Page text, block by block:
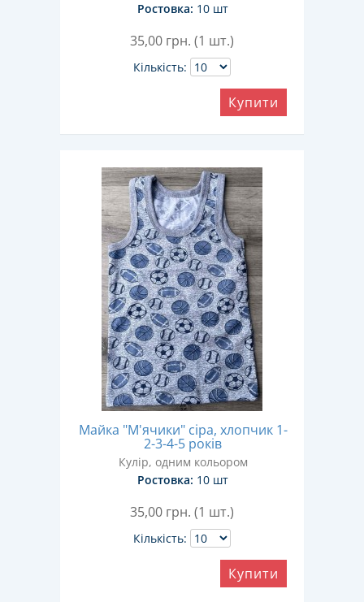
Ростовка: 10 шт
35,00 грн. (1 шт.)
Кількість:
Купити
Майка "М'ячики" сіра, хлопчик 1-
2-3-4-5 років
Кулір, одним кольором
Ростовка: 10 шт
35,00 грн. (1 шт.)
Кількість:
Купити